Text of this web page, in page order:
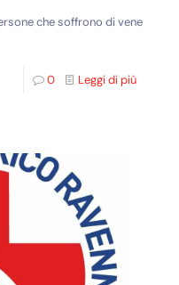
che soffrono di vene
0 Leggi di più